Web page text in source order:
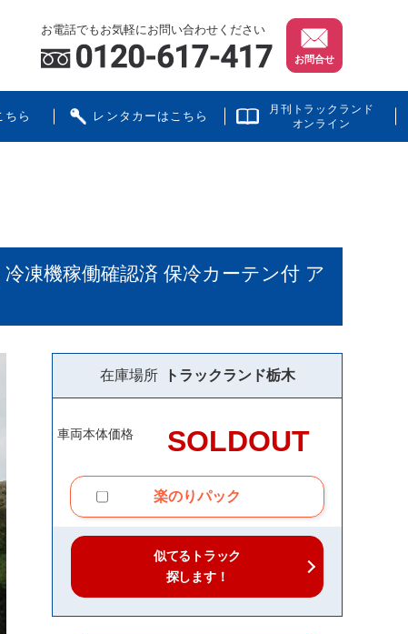
お電話でもお気軽にお問い合わせください
お問合せ
ちら レンタカーはこちら
月刊トラックランド
オンライン
凍機稼働確認済 保冷カーテン付 ア
在庫場所 トラックランド栃木
車両本体価格 SOLDOUT
楽のりパック
似てるトラック
探します！